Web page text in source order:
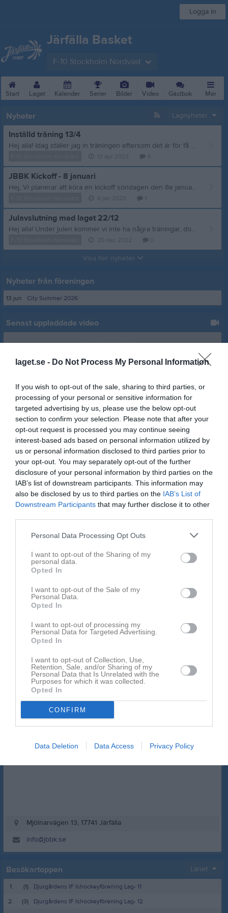
laget.se - Do Not Process My Personal Information
If you wish to opt-out of the sale, sharing to third parties, or
processing of your personal or sensitive information for
targeted advertising by us, please use the below opt-out
section to confirm your selection. Please note that after your
opt-out request is processed you may continue seeing
interest-based ads based on personal information utilized by
us or personal information disclosed to third parties prior to
your opt-out. You may separately opt-out of the further
disclosure of your personal information by third parties on the
IAB’s list of downstream participants. This information may
also be disclosed by us to third parties on the IAB’s List of
Downstream Participants that may further disclose it to other
Personal Data Processing Opt Outs
I want to opt-out of the Sharing of my
personal data.
Opted In
I want to opt-out of the Sale of my
Personal Data.
Opted In
I want to opt-out of processing my
Personal Data for Targeted Advertising.
Opted In
I want to opt-out of Collection, Use,
Retention, Sale, and/or Sharing of my
Personal Data that Is Unrelated with the
Purposes for which it was collected.
Opted In
CONFIRM
Data Deletion Data Access Privacy Policy
Logga in
Järfälla Basket
F-10 Stockholm Nordväst
Start Laget Kalender Serier Bilder Video Gästbok Mer
Nyheter Lagnyheter
Inställd träning 13/4
Hej alla! Idag ställer jag in träningen eftersom det är för få som kan komma. Lägger upp här så det når alla. Mvh Anya
JBBK Kickoff - 8 januari
Hej, Vi planerar att köra en kickoff söndagen den 8e januari i Herresta hallen! Syftet är att ha lite roligt tillsammans och få en bra start på nya terminen samt uppmärksamma att JBBK fyller 50år! Vi tänkte köra en miniturnering och bjuda på lite fika och behöver därför veta hur många som tänker komma. Dagen kommer delas upp i två pass: 10:00-12:00, EB lagen, P13/F13 upp till P11/F11. 13:00-17:00, Seriespelslagen, P10/F10 upp till PU19, FU19. Mvh Anya och Alek
Julavslutning med laget 22/12
Hej alla! Under julen kommer vi inte ha några träningar, dom börjar igen i januari vecka 2. Torsdagen den 22/12 blir den sista träningen för oss och då tänkte jag att vi kunde ha en avslutning under våran träningstid. Det kommer att vara lekar, aktiviteter och fika. Föräldrarna är också bjudna för att vara med på aktiviteterna!!! Ju fler desto bättre! God jul och gott nytt år! Mvh Anya och Alek
Visa fler nyheter
Nyheter från föreningen
13 jun City Summer 2026
Senast uppladdade video
Ingen video uppladdad
Logga in och ladda upp ert första klipp
Senast uppdaterade album
På gång Kalender
Inga kommande aktiviteter
Kalenderöversikt
Facebook
Mjölnarvägen 13, 17741 Järfälla
info@jbbk.se
Besökartoppen Länet
1. (1)
Djurgårdens IF Ishockeyförening Lag- 11
2.
(3)
Djurgårdens IF Ishockeyförening Lag- 12